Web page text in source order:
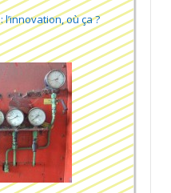
où ça ?